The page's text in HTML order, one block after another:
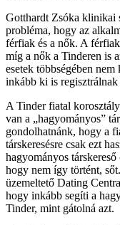
Gotthardt Zsóka klinikai
probléma, hogy az
férfiak és a nők. A
míg a nők a Tinderen is
esetek többségében
inkább ki is
A Tinder fiatal
van a „hagyományos”
gondolhatnánk, hogy a
társkeresésre csak ezt
hagyományos
hogy nem így történt,
üzemeltető Dating
hogy inkább segíti a
Tinder, mint gátolná azt.